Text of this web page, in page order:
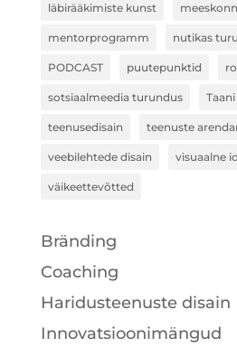
läbirääkimiste kunst
mentorprogramm nutikas
PODCAST puutepunktid
sotsiaalmeedia turundus
teenusedisain teenuste
veebilehtede disain visuaalne
väikeettevõtted
Bränding
Coaching
Haridusteenuste disain
Innovatsioonimängud